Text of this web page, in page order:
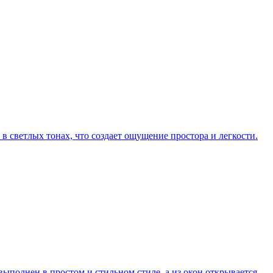
тонах, что создает ощущение простора и легкости.